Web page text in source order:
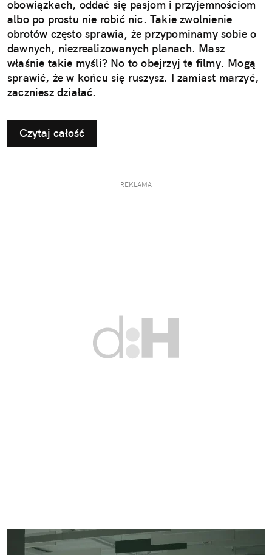
obowiązkach, oddać się pasjom i przyjemnościom
albo po prostu nie robić nic. Takie zwolnienie
obrotów często sprawia, że przypominamy sobie o
dawnych, niezrealizowanych planach. Masz
właśnie takie myśli? No to obejrzyj te filmy. Mogą
sprawić, że w końcu się ruszysz. I zamiast marzyć,
zaczniesz działać.
Czytaj całość
REKLAMA